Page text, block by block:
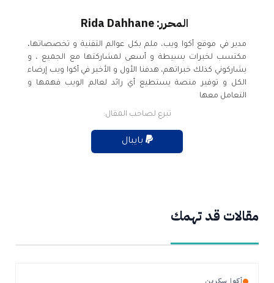
المحرر: Rida Dahhane
مدير في موقع أكوا ويب، ملم بكل عوالم التقنية و تخصصاتها،
مكتسب لخبرات بسيطة و أسعى لمشاركتها مع الجميع ، و
يشاركوني كذلك خبراتهم، هدفنا الأول و الأخير في أكوا ويب إرضاء
الكل و توفير منصة يستطيع أي رائد لعالم الويب فهمها و
التعامل معها
تبرع لصاحب المقال:
مقالات قد تهمك